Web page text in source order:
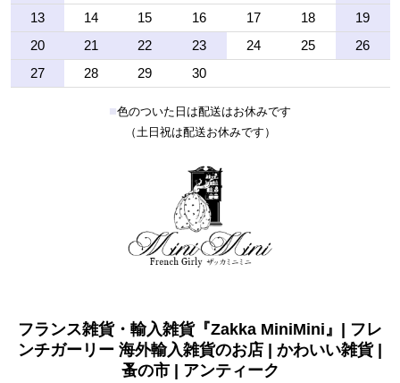
13
14 15 16 17 18
19
20
21 22 23 24 25
26
27
28 29 30
■色のついた日は配送はお休みです
（土日祝は配送お休みです）
フランス雑貨・輸入雑貨『Zakka MiniMini』| フレ
ンチガーリー 海外輸入雑貨のお店 | かわいい雑貨 |
蚤の市 | アンティーク